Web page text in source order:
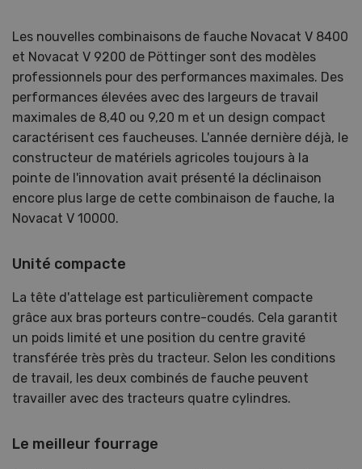
Les nouvelles combinaisons de fauche Novacat V 8400
et Novacat V 9200 de Pöttinger sont des modèles
professionnels pour des performances maximales. Des
performances élevées avec des largeurs de travail
maximales de 8,40 ou 9,20 m et un design compact
caractérisent ces faucheuses. L'année dernière déjà, le
constructeur de matériels agricoles toujours à la
pointe de l'innovation avait présenté la déclinaison
encore plus large de cette combinaison de fauche, la
Novacat V 10000.
Unité compacte
La tête d'attelage est particulièrement compacte
grâce aux bras porteurs contre-coudés. Cela garantit
un poids limité et une position du centre gravité
transférée très près du tracteur. Selon les conditions
de travail, les deux combinés de fauche peuvent
travailler avec des tracteurs quatre cylindres.
Le meilleur fourrage